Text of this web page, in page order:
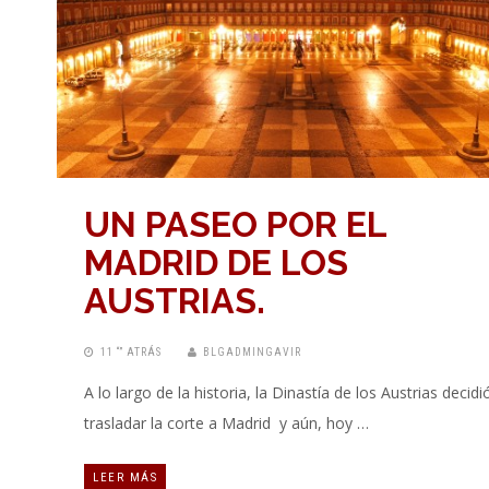
UN PASEO POR EL
MADRID DE LOS
AUSTRIAS.
11 “” ATRÁS BLGADMINGAVIR
A lo largo de la historia, la Dinastía de los Austrias
trasladar la corte a Madrid y aún, hoy …
LEER MÁS